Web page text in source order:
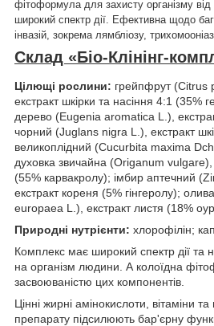
фітоформула для захисту організму
широкий спектр дії. Ефективна щодо
інвазій, зокрема лямбліозу,
Склад «Біо-Клінінг-
Цілющі рослини: грейпфрут (Citrus
екстракт шкірки та насіння 4:1 (35%
дерево (Eugenia aromatica L.),
чорний (Juglans nigra L.), екстракт
великоплідний (Cucurbita maxima
духовка звичайна (Origanum vulgare),
(55% карвакролу); імбир аптечний
екстракт кореня (5% гінгеролу);
europaea L.), екстракт листя (18%
Природні нутрієнти: хлорофілін;
Комплекс має широкий спектр дії та
на організм людини. А колоїдна
засвоюваністю цих компонентів.
Цінні жирні амінокислоти, вітаміни
препарату підсилюють бар'єрну